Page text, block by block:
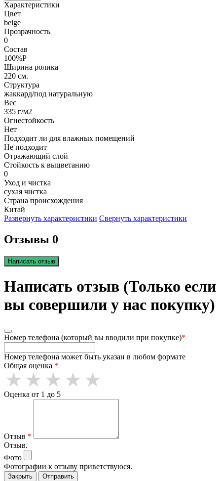
Характеристики
Цвет
beige
Прозрачность
0
Состав
100%P
Ширина ролика
220 см.
Структура
жаккард/под натуральную
Вес
335 г/м2
Огнестойкость
Нет
Подходит ли для влажных помещений
Не подходит
Отражающий слой
Стойкость к выцветанию
0
Уход и чистка
сухая чистка
Страна происхождения
Китай
Развернуть характеристики Свернуть характеристики
Отзывы 0
Написать отзыв
Написать отзыв (Только если
вы совершили у нас покупку)
Номер телефона (который вы вводили при покупке)*
Номер телефона может быть указан в любом формате
Общая оценка *
Оценка от 1 до 5
Отзыв *
Отзыв.
Фото
Фотографии к отзыву приветствуюся.
Закрыть Отправить